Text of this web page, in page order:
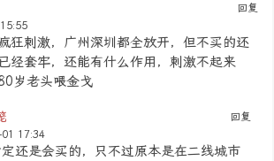
回复
狂刺激，广州深圳都全放开，但不买的还
经套牢，还能有什么作用，刺激不起来
岁老头喂金戈
回复
17:34
还是会买的，只不过原本是在二线城市